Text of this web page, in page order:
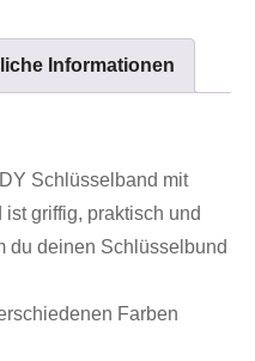
Informationen
Schlüsselband mit
griffig, praktisch und
du deinen Schlüsselbund
Farben